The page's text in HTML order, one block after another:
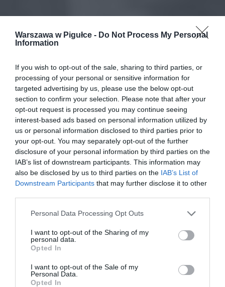
Warszawa w Pigułce - Do Not Process My Personal
Information
If you wish to opt-out of the sale, sharing to third parties, or
processing of your personal or sensitive information for
targeted advertising by us, please use the below opt-out
section to confirm your selection. Please note that after your
opt-out request is processed you may continue seeing
interest-based ads based on personal information utilized by
us or personal information disclosed to third parties prior to
your opt-out. You may separately opt-out of the further
disclosure of your personal information by third parties on the
IAB’s list of downstream participants. This information may
also be disclosed by us to third parties on the IAB’s List of
Downstream Participants that may further disclose it to other
Personal Data Processing Opt Outs
I want to opt-out of the Sharing of my
personal data.
Opted In
I want to opt-out of the Sale of my
Personal Data.
Opted In